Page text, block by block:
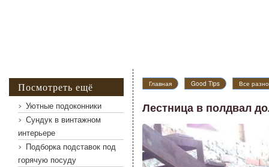
Главная Good Tips Все
Лестница в полдвал
Посмотреть ещё
Уютные подоконники
Сундук в винтажном
интерьере
Подборка подставок под
горячую посуду